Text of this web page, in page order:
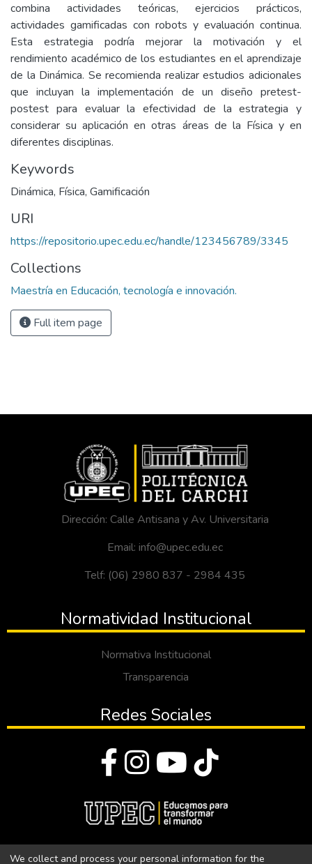
combina actividades teóricas, ejercicios prácticos,
actividades gamificadas con robots y evaluación continua.
Esta estrategia podría mejorar la motivación y el
rendimiento académico de los estudiantes en el aprendizaje
de la Dinámica. Se recomienda realizar estudios adicionales
que incluyan la implementación de un diseño pretest-
postest para evaluar la efectividad de la estrategia y
considerar su aplicación en otras áreas de la Física y en
diferentes disciplinas.
Keywords
Dinámica, Física, Gamificación
URI
https://repositorio.upec.edu.ec/handle/123456789/3345
Collections
Maestría en Educación, tecnología e innovación.
Full item page
Dirección: Calle Antisana y Av. Universitaria
Email: info@upec.edu.ec
Telf: (06) 2980 837 - 2984 435
Normatividad Institucional
Normativa Institucional
Transparencia
Redes Sociales
We collect and process your personal information for the